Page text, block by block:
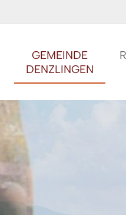
GEMEINDE
DENZLINGEN